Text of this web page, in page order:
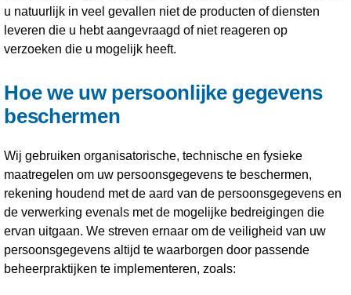
u natuurlijk in veel gevallen niet de producten of diensten
leveren die u hebt aangevraagd of niet reageren op
verzoeken die u mogelijk heeft.
Hoe we uw persoonlijke gegevens
beschermen
Wij gebruiken organisatorische, technische en fysieke
maatregelen om uw persoonsgegevens te beschermen,
rekening houdend met de aard van de persoonsgegevens en
de verwerking evenals met de mogelijke bedreigingen die
ervan uitgaan. We streven ernaar om de veiligheid van uw
persoonsgegevens altijd te waarborgen door passende
beheerpraktijken te implementeren, zoals: